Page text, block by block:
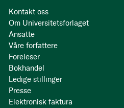
Kontakt oss
Om Universitetsforlaget
Ansatte
Våre forfattere
Foreleser
Bokhandel
Ledige stillinger
Presse
Elektronisk faktura